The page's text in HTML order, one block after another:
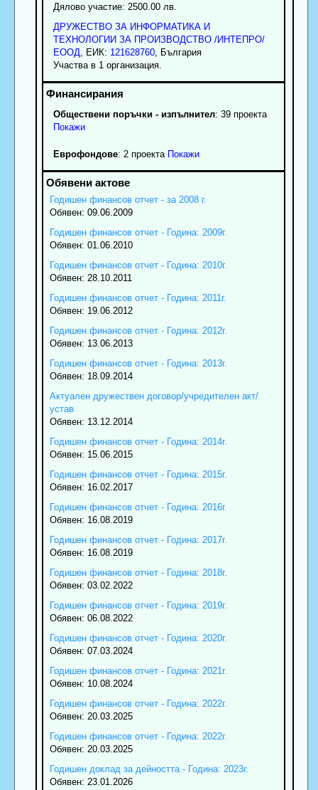
Дялово участие: 2500.00 лв.
ДРУЖЕСТВО ЗА ИНФОРМАТИКА И
ТЕХНОЛОГИИ ЗА ПРОИЗВОДСТВО /ИНТЕПРО/
ЕООД , ЕИК: 121628760, България
Участва в 1 организация.
Обществени поръчки - изпълнител: 39 проекта
Покажи
Еврофондове: 2 проекта Покажи
Годишен финансов отчет - за 2008 г.
Обявен: 09.06.2009
Годишен финансов отчет - Година: 2009г.
Обявен: 01.06.2010
Годишен финансов отчет - Година: 2010г.
Обявен: 28.10.2011
Годишен финансов отчет - Година: 2011г.
Обявен: 19.06.2012
Годишен финансов отчет - Година: 2012г.
Обявен: 13.06.2013
Годишен финансов отчет - Година: 2013г.
Обявен: 18.09.2014
Актуален дружествен договор/учредителен акт/
устав
Обявен: 13.12.2014
Годишен финансов отчет - Година: 2014г.
Обявен: 15.06.2015
Годишен финансов отчет - Година: 2015г.
Обявен: 16.02.2017
Годишен финансов отчет - Година: 2016г.
Обявен: 16.08.2019
Годишен финансов отчет - Година: 2017г.
Обявен: 16.08.2019
Годишен финансов отчет - Година: 2018г.
Обявен: 03.02.2022
Годишен финансов отчет - Година: 2019г.
Обявен: 06.08.2022
Годишен финансов отчет - Година: 2020г.
Обявен: 07.03.2024
Годишен финансов отчет - Година: 2021г.
Обявен: 10.08.2024
Годишен финансов отчет - Година: 2022г.
Обявен: 20.03.2025
Годишен финансов отчет - Година: 2022г.
Обявен: 20.03.2025
Годишен доклад за дейността - Година: 2023г.
Обявен: 23.01.2026